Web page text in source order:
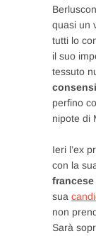
quasi un
tutti lo
il suo
tessuto
consensi
perfino
nipote di
Ieri l’ex
con la
francese
sua
non
Sarà